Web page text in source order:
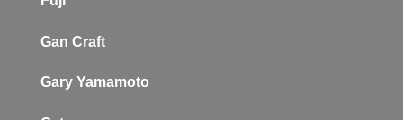
Gan Craft
Gary Yamamoto